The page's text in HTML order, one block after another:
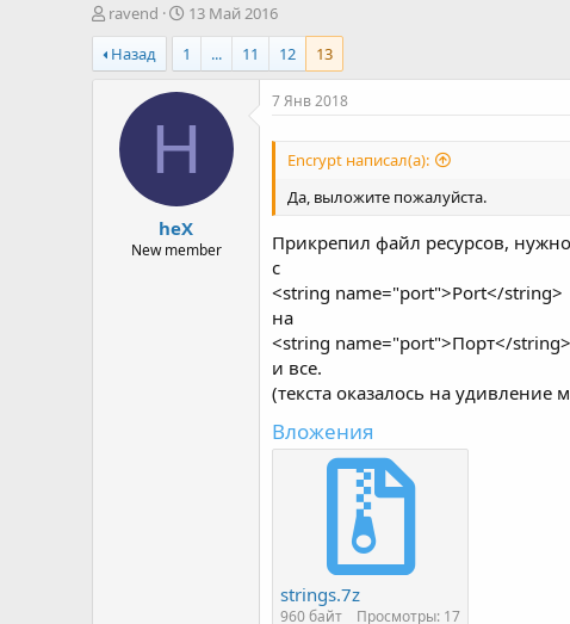
А
в
т
о
м
ravend
Д
а
т
а
н
ч
а
13 Май 2016
Назад
1 ... 11 12 13
H
heX
New member
7 Янв 2018
Encrypt написал(а):
Да, выложите пожалуйста.
Прикрепил файл ресурсов, нужно
с
<string name="port">Port</string>
на
<string name="port">Порт</string>
и все.
(текста оказалось на удивление
Вложения
strings.7z
960 байт Просмотры: 17